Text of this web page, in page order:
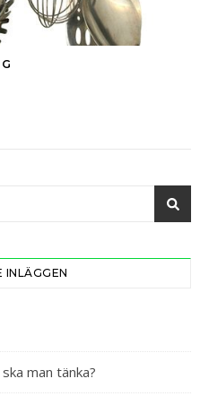
INLÄGGEN
man tänka?